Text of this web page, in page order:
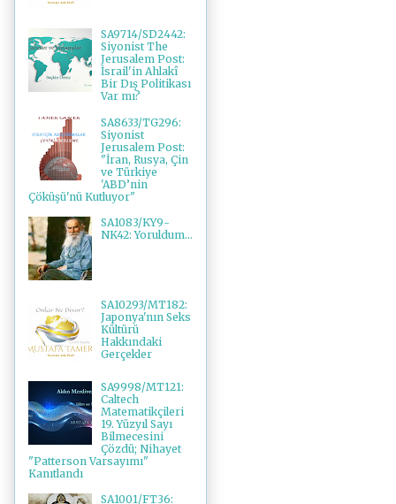
SA9714/SD2442:
Siyonist The
Jerusalem Post:
İsrail'in Ahlakî
Bir Dış Politikası
Var mı?
SA8633/TG296:
Siyonist
Jerusalem Post:
"İran, Rusya, Çin
ve Türkiye
'ABD’nin
Çöküşü'nü Kutluyor"
SA1083/KY9-
NK42: Yoruldum...
SA10293/MT182:
Japonya'nın Seks
Kültürü
Hakkındaki
Gerçekler
SA9998/MT121:
Caltech
Matematikçileri
19. Yüzyıl Sayı
Bilmecesini
Çözdü; Nihayet
"Patterson Varsayımı"
Kanıtlandı
SA1001/FT36: